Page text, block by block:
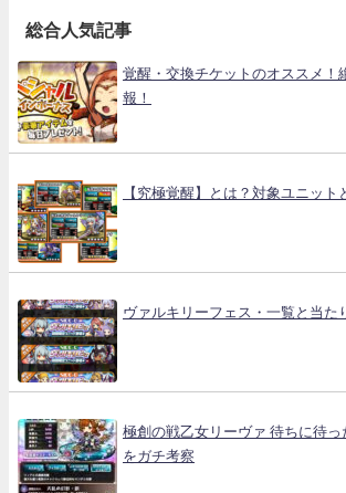
総合人気記事
覚醒・交換チケットのオススメ！
報！
【究極覚醒】とは？対象ユニット
ヴァルキリーフェス・一覧と当た
極創の戦乙女リーヴァ 待ちに待
をガチ考察